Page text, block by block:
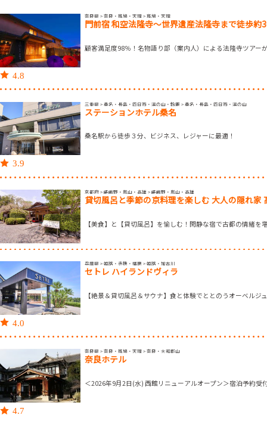
4.8
奈良県 > 奈良・斑鳩・天理 > 斑鳩・天理
門前宿 和空法隆寺～世界遺産法隆寺まで徒歩約
顧客満足度98％！名物語り部（案内人）による法隆寺ツアー
3.9
三重県 > 桑名・長島・四日市・湯の山・鈴鹿 > 桑名・長島・四日市・湯の山
ステーションホテル桑名
桑名駅から徒歩３分、ビジネス、レジャーに最適！
京都府 > 嵯峨野・嵐山・高雄 > 嵯峨野・嵐山・高雄
貸切風呂と季節の京料理を楽しむ 大人の隠れ家
【美食】と【貸切風呂】を愉しむ！閑静な宿で古都の情緒を
4.0
兵庫県 > 姫路・赤穂・播磨 > 姫路・加古川
セトレ ハイランドヴィラ
【絶景＆貸切風呂＆サウナ】食と体験でととのうオーベルジ
4.7
奈良県 > 奈良・斑鳩・天理 > 奈良・大和郡山
奈良ホテル
＜2026年9月2日(水) 西館リニューアルオープン＞宿泊予約受